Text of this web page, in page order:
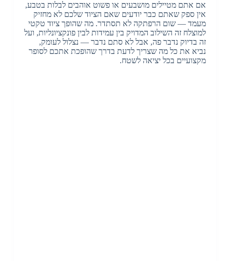
אם אתם מטיילים מושבעים או פשוט אוהבים לבלות בטבע,
אין ספק שאתם כבר יודעים שאם הציוד שלכם לא מחזיק
מעמד — שום הרפתקה לא תסתדר. מה שהופך ציוד טקטי
למוצלח זה השילוב המדויק בין עמידות לבין פונקציונליות, ועל
זה בדיוק נדבר פה, אבל לא סתם נדבר — נצלול לעומק,
נביא את כל מה שצריך לדעת בדרך שהופכת אתכם לסופר
מקצועיים בכל יציאה לשטח.